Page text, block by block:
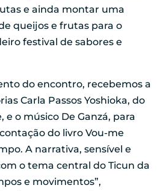
e ainda montar uma
queijos e frutas para o
festival de sabores e
do encontro, recebemos a
Carla Passos Yoshioka, do
o músico De Ganzá, para
do livro Vou-me
A narrativa, sensível e
o tema central do Ticun da
e movimentos”,